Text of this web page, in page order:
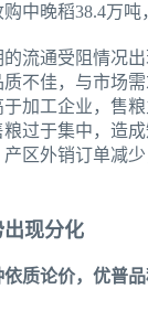
中晚稻38.4万吨
流通受阻情况
不佳，与市场
加工企业，售
过于集中，造
区外销订单减
出现分化
质论价，优普品